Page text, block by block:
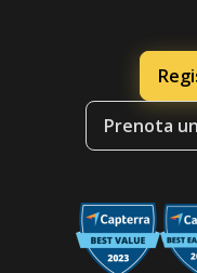
Prenota